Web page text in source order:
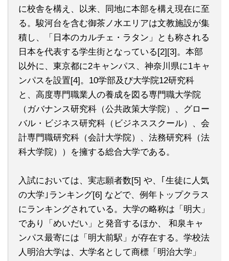
に校舎を構え、以来、同地に本部を構え現在に至
る。駿河台を含む御茶ノ水エリアは文教施設が集
積し、「日本のカルチェ・ラタン」とも称される
日本を代表する学生街となっている[2][3]。本部
以外に、東京都に2キャンパス、神奈川県に1キャ
ンパスを設置[4]。10学部及び大学院12研究科
と、高度専門職業人の養成を図る専門職大学院
（ガバナンス研究科（公共政策大学院）、グロー
バル・ビジネス研究科（ビジネススクール）、会
計専門職研究科（会計大学院）、法務研究科（法
科大学院））を擁する総合大学である。
入試においては、実志願者数[5] や、｢生徒に人気
の大学｣ランキング[6] などで、例年トップクラス
にランキングされている。大学の略称は「明大」
であり「めいだい」と発音するほか、 和泉キャ
ンパス最寄には「明大前駅」が存在する。学校法
人明治大学は、大学名として商標「明治大学」